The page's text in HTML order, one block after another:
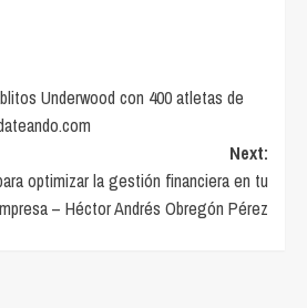
Underwood con 400 atletas de
Next:
optimizar la gestión financiera en tu
– Héctor Andrés Obregón Pérez